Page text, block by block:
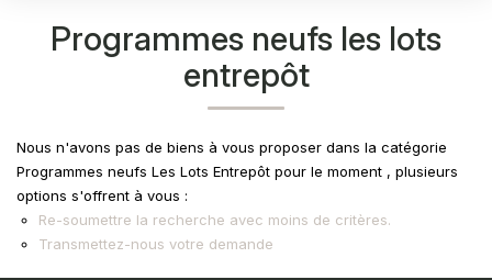
NOS CONSEILLERS
ESPACE MANDATAIRE
Sélectionnez...
Type de bien
Surface min
Créer une alerte
Programmes neufs les lots
entrepôt
Nous n'avons pas de biens à vous proposer dans la catégorie
Programmes neufs Les Lots Entrepôt pour le moment , plusieurs
options s'offrent à vous :
Re-soumettre la recherche avec moins de critères.
Transmettez-nous votre demande